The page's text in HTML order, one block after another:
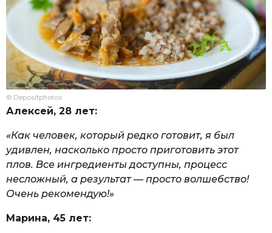
© Depositphotos
Алексей, 28 лет:
«Как человек, который редко готовит, я был
удивлен, насколько просто приготовить этот
плов. Все ингредиенты доступны, процесс
несложный, а результат — просто волшебство!
Очень рекомендую!»
Марина, 45 лет: